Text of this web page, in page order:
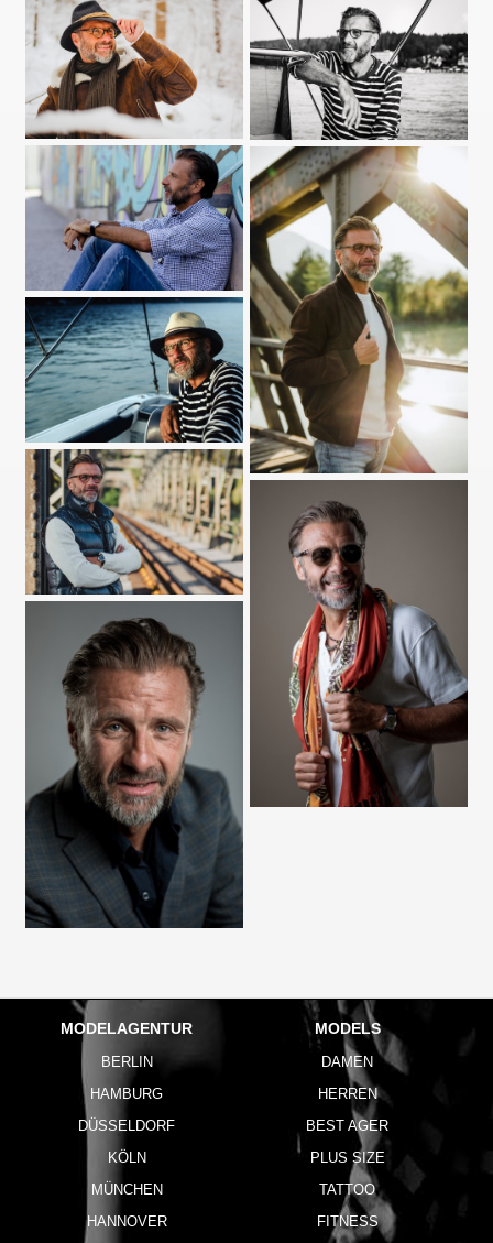
MODELAGENTUR
BERLIN
HAMBURG
DÜSSELDORF
KÖLN
MÜNCHEN
HANNOVER
MODELS
DAMEN
HERREN
BEST AGER
PLUS SIZE
TATTOO
FITNESS